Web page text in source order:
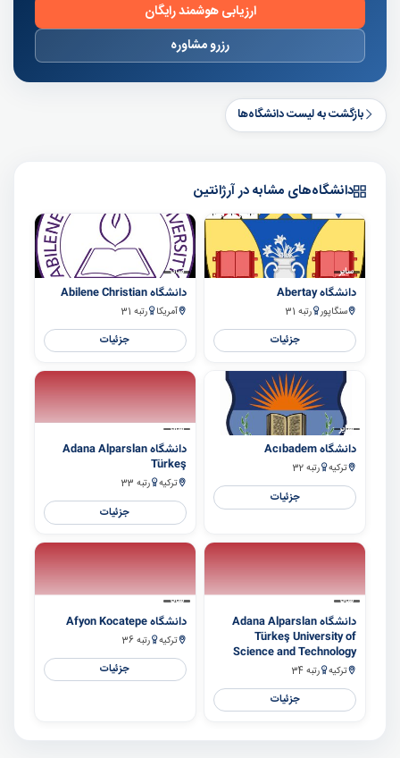
ارزیابی هوشمند رایگان
رزرو مشاوره
بازگشت به لیست دانشگاه‌ها
دانشگاه‌های مشابه در آرژانتین
سایر
دانشگاه Abertay
سنگاپور رتبه 31
جزئیات
سایر
دانشگاه Abilene Christian
آمریکا رتبه 31
جزئیات
سایر
دانشگاه Acıbadem
ترکیه رتبه 32
جزئیات
سایر
دانشگاه Adana Alparslan
Türkeş
ترکیه رتبه 33
جزئیات
سایر
دانشگاه Adana Alparslan
Türkeş University of
Science and Technology
ترکیه رتبه 34
جزئیات
سایر
دانشگاه Afyon Kocatepe
ترکیه رتبه 36
جزئیات